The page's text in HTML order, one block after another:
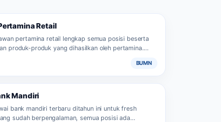
Retail
pertamina retail lengkap semua posisi beserta
produk-produk yang dihasilkan oleh pertamina.…
BUMN
Mandiri
bank mandiri terbaru ditahun ini untuk fresh
sudah berpengalaman, semua posisi ada…